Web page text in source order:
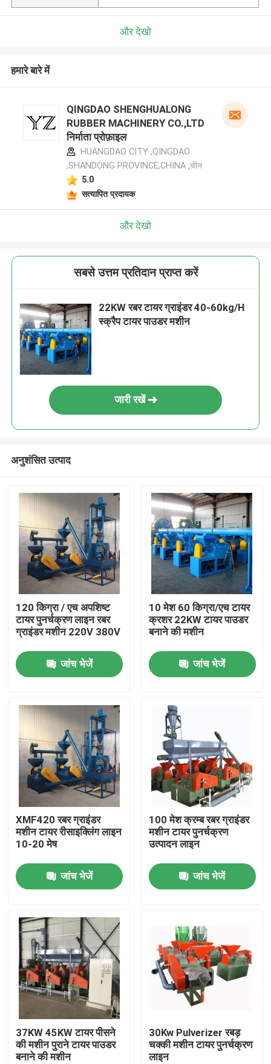
घर
उत्पादों
वीडियो
हमारे बारे में
कारखाना भ्रमण
संपर्क करें
समाचार
एक उद्धरण का अनुरोध करें
रबर प्रक्रिया मशीन
और देखो
हमारे बारे में
QINGDAO SHENGHUALONG
RUBBER MACHINERY CO.,LTD
निर्माता प्रोफ़ाइल
HUANGDAO CITY ,QINGDAO
,SHANDONG PROVINCE,CHINA ,चीन
5.0
सत्यापित प्रदायक
और देखो
सबसे उत्तम प्रतिदान प्राप्त करें
22KW रबर टायर ग्राइंडर 40-60kg/H
स्क्रैप टायर पाउडर मशीन
जारी रखें
अनुशंसित उत्पाद
120 किग्रा / एच अपशिष्ट
टायर पुनर्चक्रण लाइन रबर
ग्राइंडर मशीन 220V 380V
जांच भेजें
10 मेश 60 किग्रा/एच टायर
क्रशर 22KW टायर पाउडर
बनाने की मशीन
जांच भेजें
XMF420 रबर ग्राइंडर
मशीन टायर रीसाइक्लिंग लाइन
10-20 मेष
जांच भेजें
100 मेश क्रम्ब रबर ग्राइंडर
मशीन टायर पुनर्चक्रण
उत्पादन लाइन
जांच भेजें
37KW 45KW टायर पीसने
की मशीन पुराने टायर पाउडर
बनाने की मशीन
30Kw Pulverizer रबड़
चक्की मशीन टायर पुनर्चक्रण
लाइन